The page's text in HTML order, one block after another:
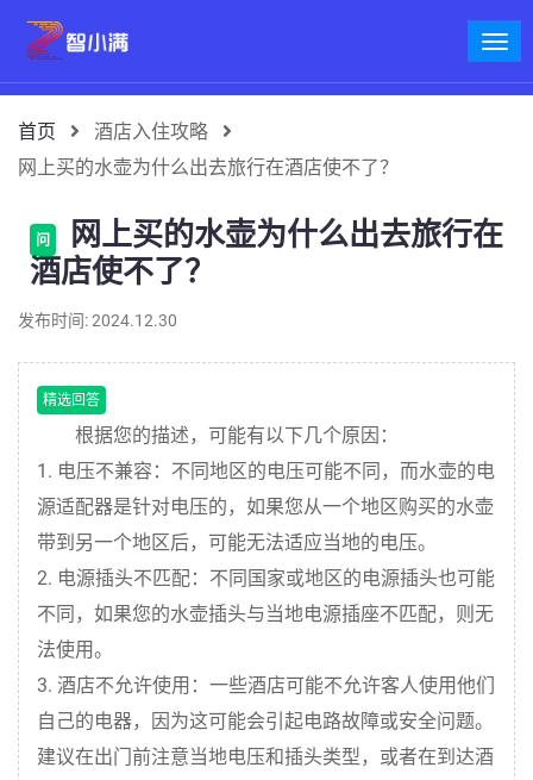
首页
酒店入住攻略
网上买的水壶为什么出去旅行在酒店使不了？
问
网上买的水壶为什么出去旅行在
酒店使不了？
发布时间: 2024.12.30
精选回答
根据您的描述，可能有以下几个原因：
1. 电压不兼容：不同地区的电压可能不同，而水壶的电
源适配器是针对电压的，如果您从一个地区购买的水壶
带到另一个地区后，可能无法适应当地的电压。
2. 电源插头不匹配：不同国家或地区的电源插头也可能
不同，如果您的水壶插头与当地电源插座不匹配，则无
法使用。
3. 酒店不允许使用：一些酒店可能不允许客人使用他们
自己的电器，因为这可能会引起电路故障或安全问题。
建议在出门前注意当地电压和插头类型，或者在到达酒